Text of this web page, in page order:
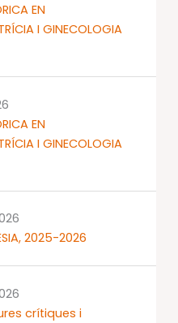
EN
I GINECOLOGIA
EN
I GINECOLOGIA
2025-2026
crítiques i